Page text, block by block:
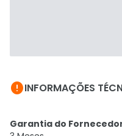
INFORMAÇÕES
Garantia do